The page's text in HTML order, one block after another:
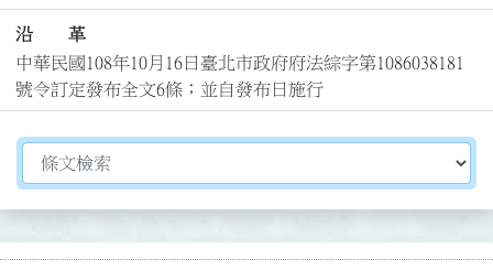
沿 革
中華民國108年10月16日臺北市政府府法綜字第1086038181
號令訂定發布全文6條；並自發布日施行
切換選擇法規資訊內容